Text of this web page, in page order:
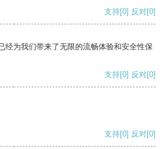
支持[0] 反对[0]
经为我们带来了无限的流畅体验和安全性保
支持[0] 反对[0]
支持[0] 反对[0]